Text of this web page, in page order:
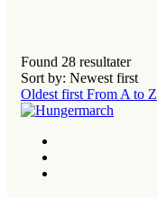
Found 28 resultater
Sort by: Newest first
Oldest first From A to Z